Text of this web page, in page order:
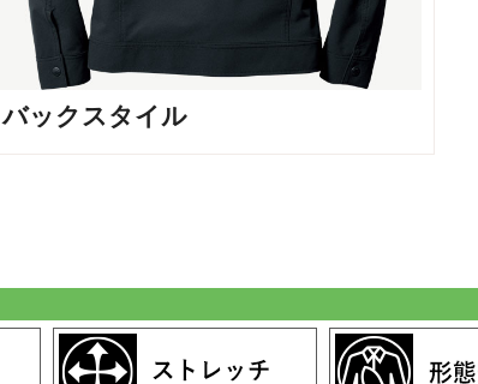
バックスタイル